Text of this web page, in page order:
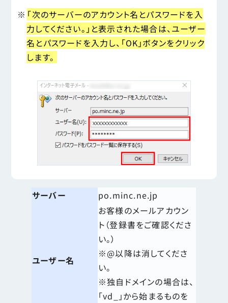
「次のサーバーのアカウント名とパスワードを入
力してください。」と表示された場合は、ユーザー
名とパスワードを入力し、「OK」ボタンをクリック
します。
サーバー po.minc.ne.jp
ユーザー名
お客様のメールアカウン
ト（登録書をご確認くださ
い。）
※@以降は消してくださ
い。
※独自ドメインの場合は、
「vd_」から始まるものを